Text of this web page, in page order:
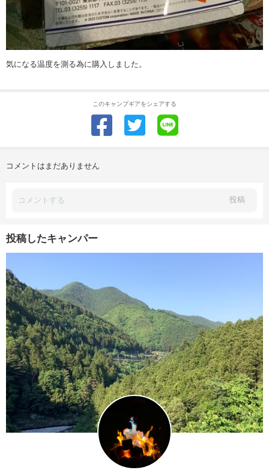
気になる温度を測る為に購入しました。
このキャンプギアをシェアする
コメントはまだありません
投稿
投稿したキャンパー